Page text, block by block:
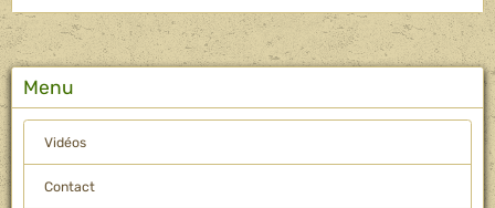
Menu
Vidéos
Contact